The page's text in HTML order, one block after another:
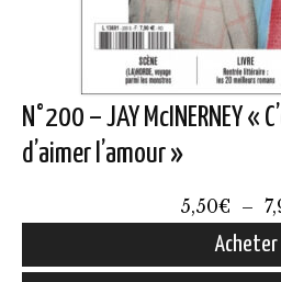
N°200 – JAY McINERNEY «
d’aimer l’amour »
5,50€ –
Acheter